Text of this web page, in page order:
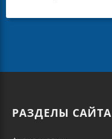
РАЗДЕЛЫ САЙТА